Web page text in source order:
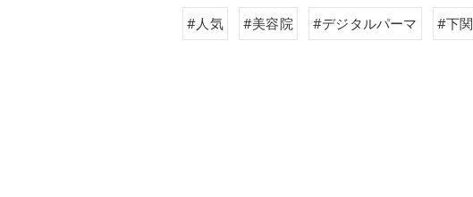
#人気 #美容院 #デジタルパーマ #下関